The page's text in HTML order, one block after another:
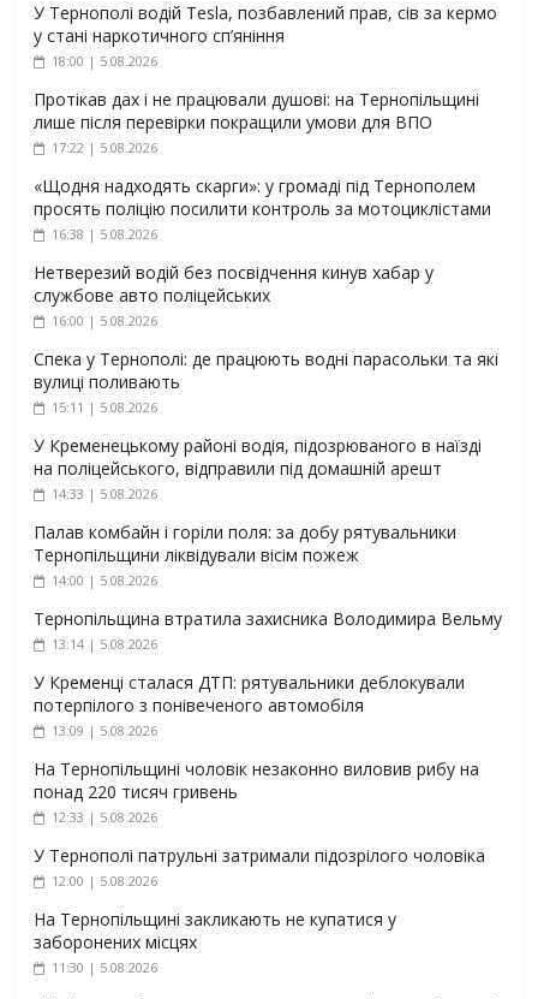
У Тернополі водій Tesla, позбавлений прав, сів за кермо
у стані наркотичного сп’яніння
18:00 | 5.08.2026
Протікав дах і не працювали душові: на Тернопільщині
лише після перевірки покращили умови для ВПО
17:22 | 5.08.2026
«Щодня надходять скарги»: у громаді під Тернополем
просять поліцію посилити контроль за мотоциклістами
16:38 | 5.08.2026
Нетверезий водій без посвідчення кинув хабар у
службове авто поліцейських
16:00 | 5.08.2026
Спека у Тернополі: де працюють водні парасольки та які
вулиці поливають
15:11 | 5.08.2026
У Кременецькому районі водія, підозрюваного в наїзді
на поліцейського, відправили під домашній арешт
14:33 | 5.08.2026
Палав комбайн і горіли поля: за добу рятувальники
Тернопільщини ліквідували вісім пожеж
14:00 | 5.08.2026
Тернопільщина втратила захисника Володимира Вельму
13:14 | 5.08.2026
У Кременці сталася ДТП: рятувальники деблокували
потерпілого з понівеченого автомобіля
13:09 | 5.08.2026
На Тернопільщині чоловік незаконно виловив рибу на
понад 220 тисяч гривень
12:33 | 5.08.2026
У Тернополі патрульні затримали підозрілого чоловіка
12:00 | 5.08.2026
На Тернопільщині закликають не купатися у
заборонених місцях
11:30 | 5.08.2026